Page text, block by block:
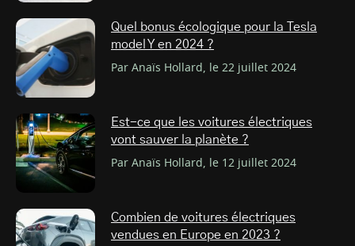
Quel bonus écologique pour la Tesla
model Y en 2024 ?
Par Anaïs Hollard, le 22 juillet 2024
Est-ce que les voitures électriques
vont sauver la planète ?
Par Anaïs Hollard, le 12 juillet 2024
Combien de voitures électriques
vendues en Europe en 2023 ?